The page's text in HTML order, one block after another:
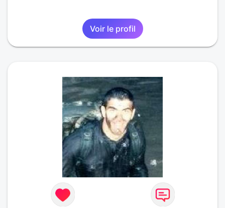
Voir le profil